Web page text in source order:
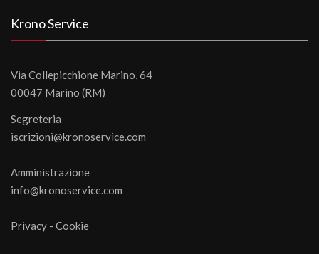
Krono Service
Via Collepicchione Marino, 64
00047 Marino (RM)
Segreteria
iscrizioni@kronoservice.com
Amministrazione
info@kronoservice.com
Privacy - Cookie